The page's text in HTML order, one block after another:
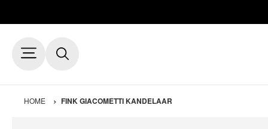
HOME FINK GIACOMETTI KANDELAAR